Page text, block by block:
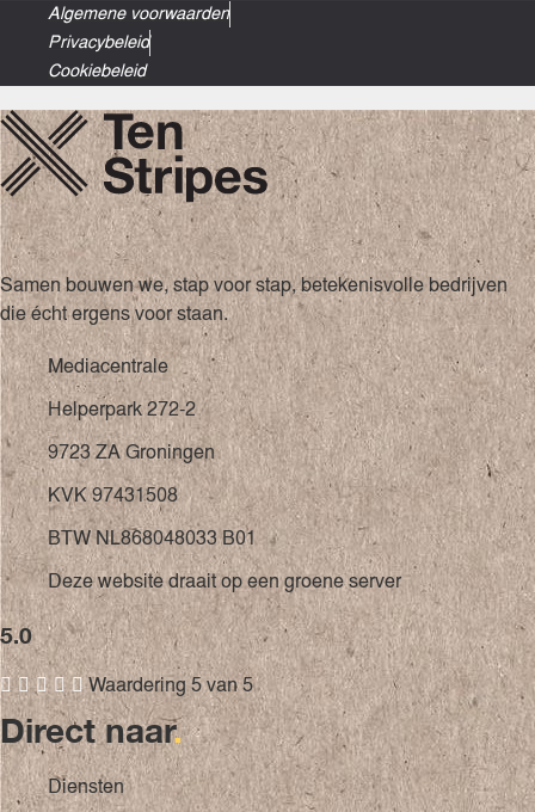
Algemene voorwaarden
Privacybeleid
Cookiebeleid
Samen bouwen we, stap voor stap, betekenisvolle bedrijven
die écht ergens voor staan.
Mediacentrale
Helperpark 272-2
9723 ZA Groningen
KVK 97431508
BTW NL868048033 B01
Deze website draait op een groene server
5.0
    Waardering 5 van 5
Direct naar.
Diensten